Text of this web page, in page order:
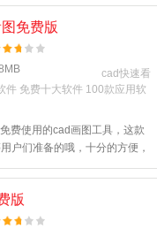
免费版
cad快速看
件 免费十大软件 100款应用软
费使用的cad画图工具，这款
户们准备的哦，十分的方便，
用教程更是详细无比哦，还可
版